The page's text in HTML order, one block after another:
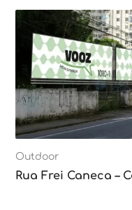
Outdoor
Rua Frei Caneca –